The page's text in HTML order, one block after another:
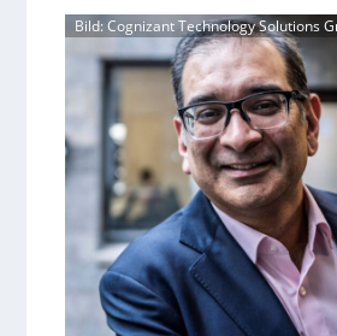
Bild: Cognizant Technology Solutions